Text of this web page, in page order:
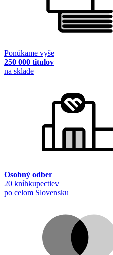
Ponúkame vyše
250 000 titulov
na sklade
Osobný odber
20 kníhkupectiev
po celom Slovensku